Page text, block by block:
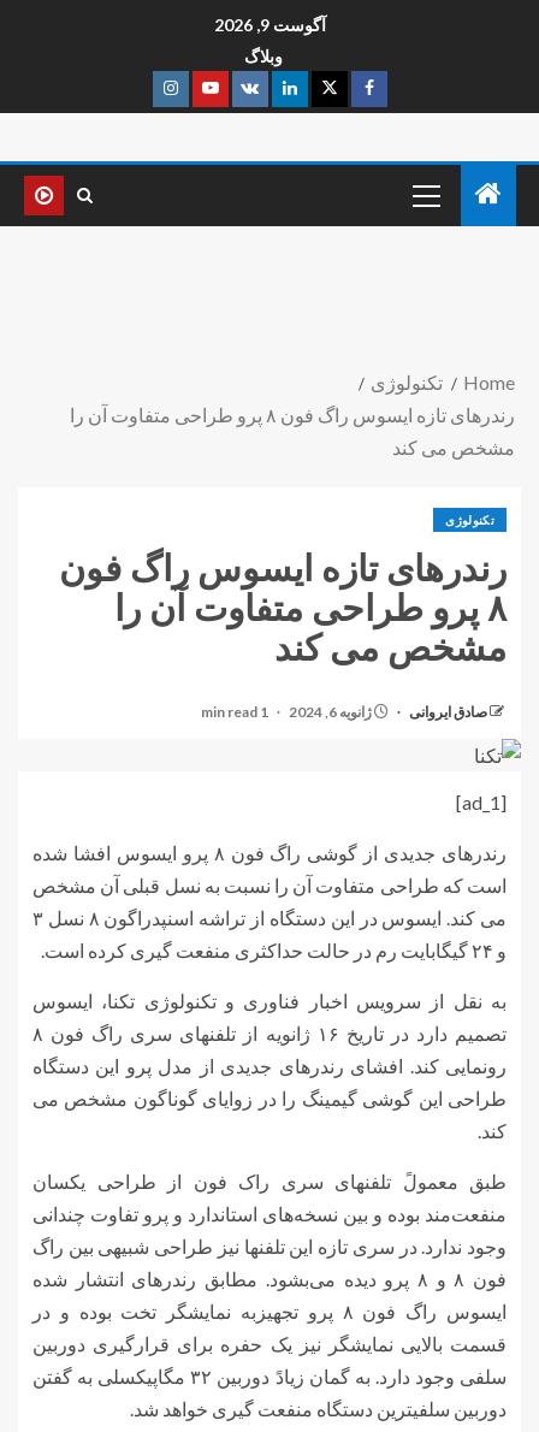
آگوست 9, 2026
وبلاگ
Home
تکنولوژی
رندرهای تازه ایسوس راگ فون ۸ پرو طراحی متفاوت آن را
مشخص می کند
تکنولوژی
رندرهای تازه ایسوس راگ فون
۸ پرو طراحی متفاوت آن را
مشخص می کند
صادق ایروانی ژانویه 6, 2024 1 min read
[ad_1]
رندرهای جدیدی از گوشی راگ فون ۸ پرو ایسوس افشا شده
است که طراحی متفاوت آن را نسبت به نسل قبلی آن مشخص
می کند. ایسوس در این دستگاه از تراشه اسنپدراگون ۸ نسل ۳
و ۲۴ گیگابایت رم در حالت حداکثری منفعت گیری کرده است.
به نقل از سرویس اخبار فناوری و تکنولوژی تکنا، ایسوس
تصمیم دارد در تاریخ ۱۶ ژانویه از تلفنهای سری راگ فون ۸
رونمایی کند. افشای رندرهای جدیدی از مدل پرو این دستگاه
طراحی این گوشی گیمینگ را در زوایای گوناگون مشخص می
کند.
طبق معمولً تلفنهای سری راک فون از طراحی یکسان
منفعت‌مند بوده و بین نسخه‌های استاندارد و پرو تفاوت چندانی
وجود ندارد. در سری تازه این تلفنها نیز طراحی شبیهی بین راگ
فون ۸ و ۸ پرو دیده می‌بشود. مطابق رندرهای انتشار شده
ایسوس راگ فون ۸ پرو تجهیزبه نمایشگر تخت بوده و در
قسمت بالایی نمایشگر نیز یک حفره برای قرارگیری دوربین
سلفی وجود دارد. به گمان زیادً دوربین ۳۲ مگاپیکسلی به گفتن
دوربین سلفیترین دستگاه منفعت گیری خواهد شد.